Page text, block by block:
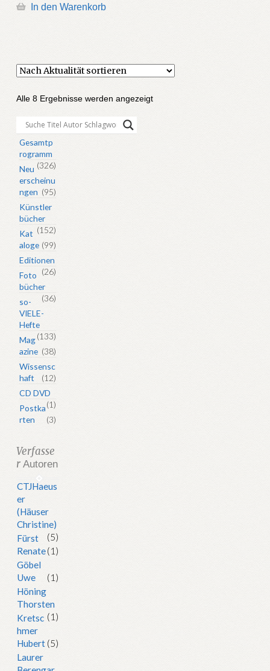
In den Warenkorb
Alle 8 Ergebnisse werden angezeigtNach
Gesamtp
rogramm
(326)
Neu
erscheinu
ngen (95)
Künstler
bücher
(152)
Kat
aloge (99)
Editionen
(26)
Foto
bücher
(36)
so-
VIELE-
Hefte
(133)
Mag
azine (38)
Wissensc
haft
(12)
CD DVD
(1)
Postka
rten
(3)
Verfasse
r Autoren
CTJHaeus
er
(Häuser
Christine)
(5)
Fürst
Renate(1)
Göbel
Uwe
(1)
Höning
Thorsten
(1)
Kretsc
hmer
Hubert (5)
Laurer